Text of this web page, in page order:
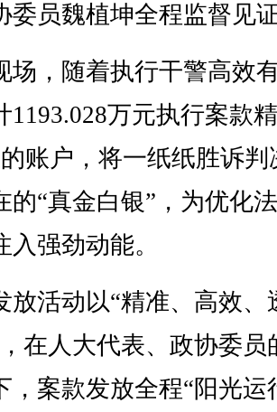
委员魏植坤全程监督见
，随着执行干警高效
1193.028万元执行案款
账户，将一纸纸胜诉判
的“真金白银”，为优化
强劲动能。
活动以“精准、高效、
在人大代表、政协委员
，案款发放全程“阳光运